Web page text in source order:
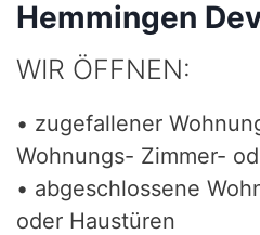
Hemmingen
WIR ÖFFNEN:
• zugefallener
Wohnungs- Zimmer-
• abgeschlossene
oder Haustüren